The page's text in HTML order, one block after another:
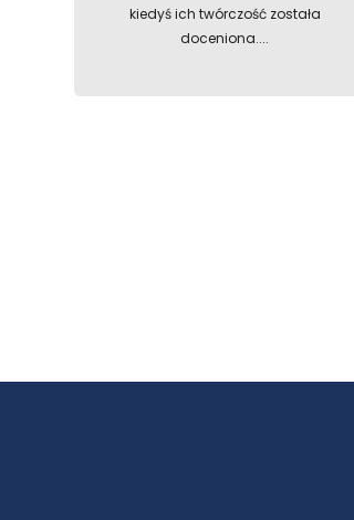
kiedyś ich twórczość została
doceniona....